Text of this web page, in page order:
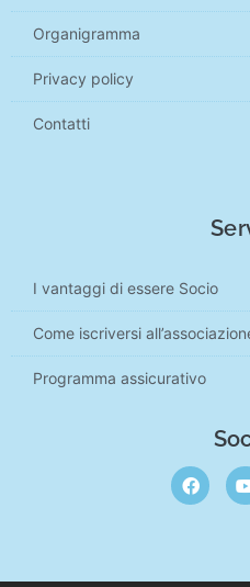
Organigramma
Privacy policy
Contatti
I vantaggi di essere Socio
Come iscriversi
Programma assicurativo